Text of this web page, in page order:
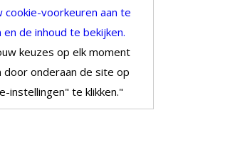
cookie-voorkeuren aan te
en de inhoud te bekijken.
keuzes op elk moment
door onderaan de site op
instellingen" te klikken."